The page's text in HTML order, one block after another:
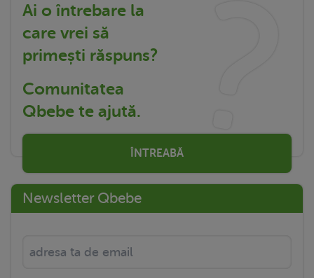
Ai o întrebare la
care vrei să
primești răspuns?
Comunitatea
Qbebe te ajută.
ÎNTREABĂ
Newsletter Qbebe